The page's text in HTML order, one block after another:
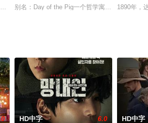
有一个女儿，有丈夫却并不住在一起。与一位双
别名：Day of the Pig一个哲学寓言根据博世
1890年，
HD中字 6.0 HD中字